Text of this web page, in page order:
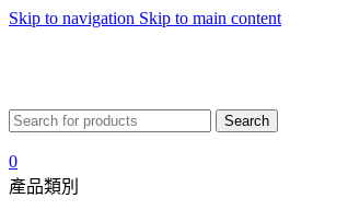
Skip to navigation Skip to main content
Search
0
產品類別